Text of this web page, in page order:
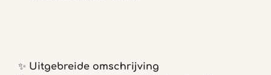
✨ Uitgebreide omschrijving